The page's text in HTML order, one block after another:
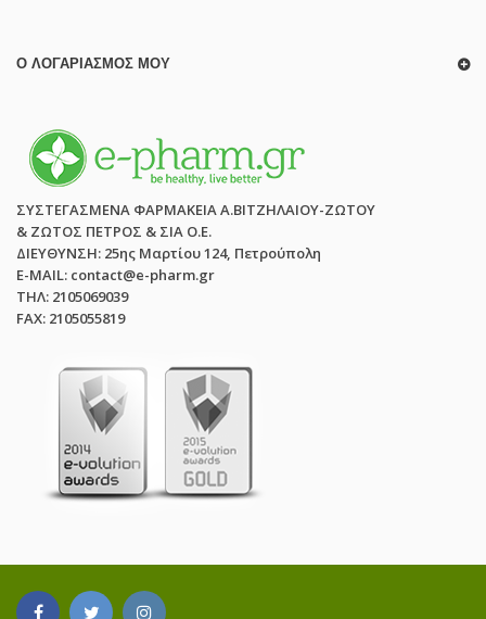
Ο ΛΟΓΑΡΙΑΣΜΌΣ ΜΟΥ
ΣΥΣΤΕΓΑΣΜΕΝΑ ΦΑΡΜΑΚΕΙΑ Α.ΒΙΤΖΗΛΑΙΟΥ-ΖΩΤΟΥ
& ΖΩΤΟΣ ΠΕΤΡΟΣ & ΣΙΑ Ο.Ε.
ΔΙΕΥΘΥΝΣΗ: 25ης Μαρτίου 124, Πετρούπολη
E-MAIL: contact@e-pharm.gr
ΤΗΛ: 2105069039
FAX: 2105055819